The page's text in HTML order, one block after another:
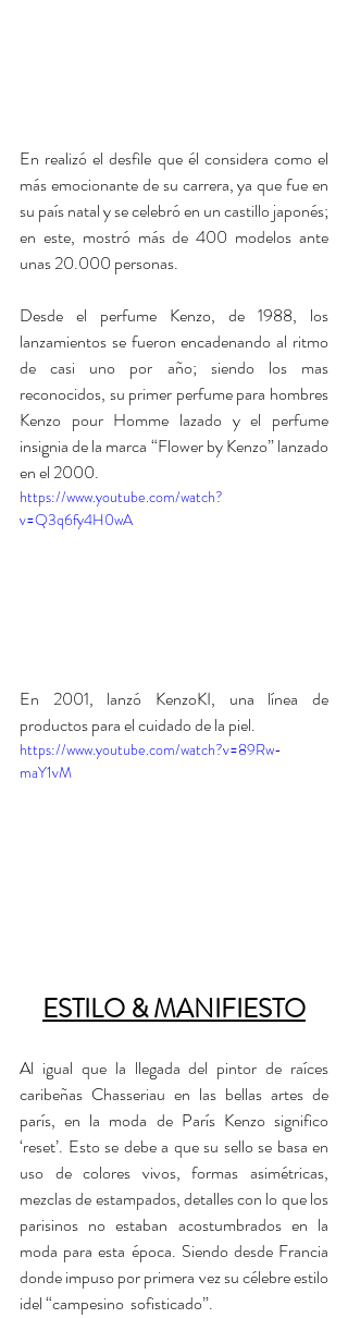
En realizó el desfile que él considera como el
más emocionante de su carrera, ya que fue en
su país natal y se celebró en un castillo japonés;
en este, mostró más de 400 modelos ante
unas 20.000 personas.
Desde el perfume Kenzo, de 1988, los
lanzamientos se fueron encadenando al ritmo
de casi uno por año; siendo los mas
reconocidos, su primer perfume para hombres
Kenzo pour Homme lazado y el perfume
insignia de la marca “Flower by Kenzo” lanzado
en el 2000.
https://www.youtube.com/watch?
v=Q3q6fy4H0wA
En 2001, lanzó KenzoKI, una línea de
productos para el cuidado de la piel.
https://www.youtube.com/watch?v=89Rw-
maY1vM
ESTILO & MANIFIESTO
Al igual que la llegada del pintor de raíces
caribeñas Chasseriau en las bellas artes de
parís, en la moda de París Kenzo significo
‘reset’. Esto se debe a que su sello se basa en
uso de colores vivos, formas asimétricas,
mezclas de estampados, detalles con lo que los
parisinos no estaban acostumbrados en la
moda para esta época. Siendo desde Francia
donde impuso por primera vez su célebre estilo
idel “campesino ­ sofisticado”.